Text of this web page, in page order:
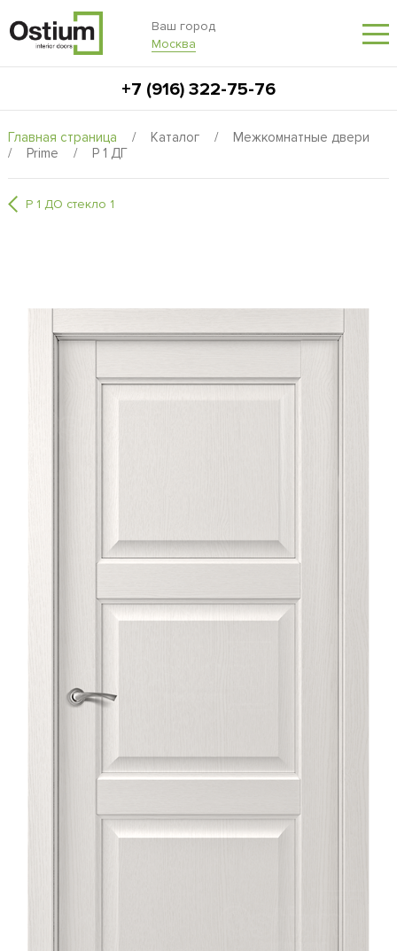
Ваш город
Москва
+7 (916) 322-75-76
Главная страница / Каталог /
Межкомнатные двери
/
Prime / P 1 ДГ
P 1 ДО стекло 1